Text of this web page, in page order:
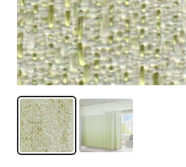
ロ
ダ
ク
ツ
（SUMINOE
Interior
Products
Ltd.）